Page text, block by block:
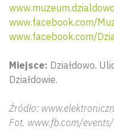
www.facebook.com/
www.facebook.com/
Miejsce: Działdowo.
Działdowie.
Źródło:
Fot. www.fb.com/events/